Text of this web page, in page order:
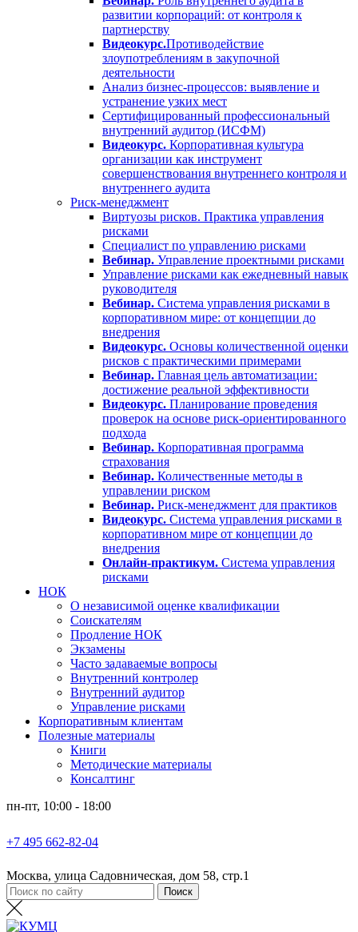
развитии корпораций: от контроля к
партнерству
Видеокурс.Противодействие
злоупотреблениям в закупочной
деятельности
Анализ бизнес-процессов: выявление и
устранение узких мест
Сертифицированный профессиональный
внутренний аудитор (ИСФМ)
Видеокурс. Корпоративная культура
организации как инструмент
совершенствования внутреннего контроля и
внутреннего аудита
Риск-менеджмент
Виртуозы рисков. Практика управления
рисками
Специалист по управлению рисками
Вебинар. Управление проектными рисками
Управление рисками как ежедневный навык
руководителя
Вебинар. Система управления рисками в
корпоративном мире: от концепции до
внедрения
Видеокурс. Основы количественной оценки
рисков с практическими примерами
Вебинар. Главная цель автоматизации:
достижение реальной эффективности
Видеокурс. Планирование проведения
проверок на основе риск-ориентированного
подхода
Вебинар. Корпоративная программа
страхования
Вебинар. Количественные методы в
управлении риском
Вебинар. Риск-менеджмент для практиков
Видеокурс. Система управления рисками в
корпоративном мире от концепции до
внедрения
Онлайн-практикум. Система управления
рисками
НОК
О независимой оценке квалификации
Соискателям
Продление НОК
Экзамены
Часто задаваемые вопросы
Внутренний контролер
Внутренний аудитор
Управление рисками
Корпоративным клиентам
Полезные материалы
Книги
Методические материалы
Консалтинг
пн-пт, 10:00 - 18:00
+7 495 662-82-04
Москва, улица Садовническая, дом 58, стр.1